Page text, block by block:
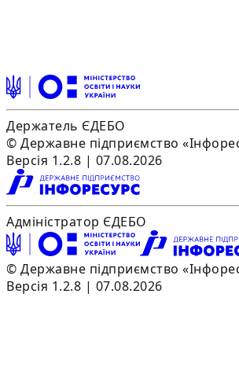
Держатель ЄДЕБО
© Державне підприємство
Версія 1.2.8 | 07.08.2026
Адміністратор ЄДЕБО
© Державне підприємство
Версія 1.2.8 | 07.08.2026